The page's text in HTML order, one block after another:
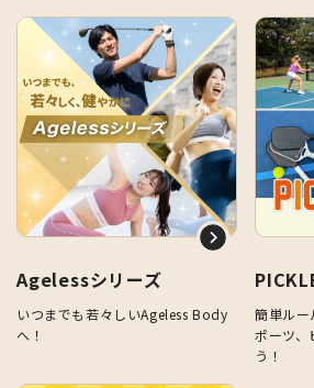
Agelessシリーズ
いつまでも若々しいAgeless Body
へ！
簡単ルー
ポーツ、
う！